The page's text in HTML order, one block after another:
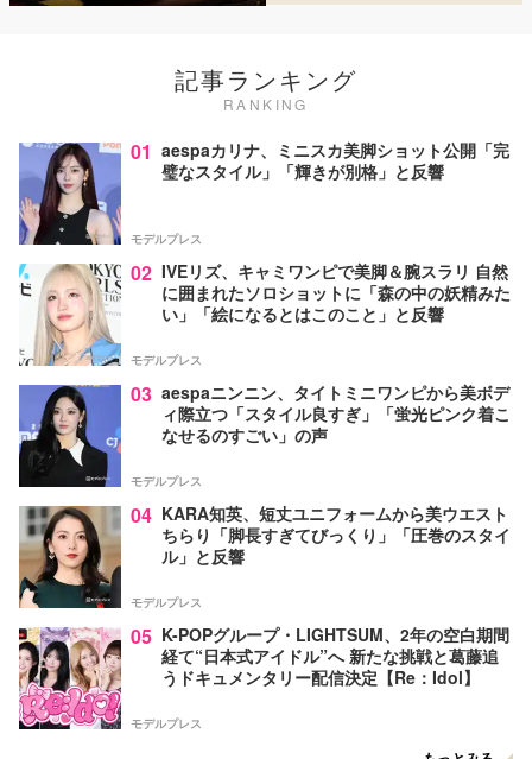
記事ランキング
RANKING
01 aespaカリナ、ミニスカ美脚ショット公開「完
璧なスタイル」「輝きが別格」と反響
モデルプレス
02 IVEリズ、キャミワンピで美脚＆腕スラリ 自然
に囲まれたソロショットに「森の中の妖精みた
い」「絵になるとはこのこと」と反響
モデルプレス
03 aespaニンニン、タイトミニワンピから美ボデ
ィ際立つ「スタイル良すぎ」「蛍光ピンク着こ
なせるのすごい」の声
モデルプレス
04 KARA知英、短丈ユニフォームから美ウエスト
ちらり「脚長すぎてびっくり」「圧巻のスタイ
ル」と反響
モデルプレス
05 K-POPグループ・LIGHTSUM、2年の空白期間
経て“日本式アイドル”へ 新たな挑戦と葛藤追
うドキュメンタリー配信決定【Re：Idol】
モデルプレス